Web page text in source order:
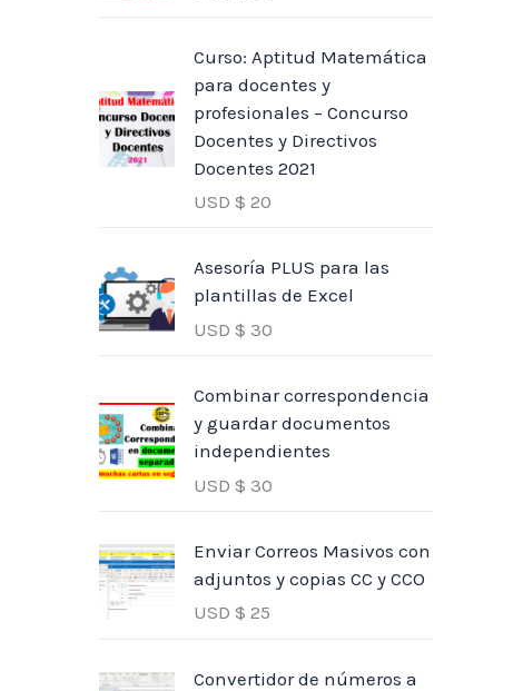
Curso: Aptitud Matemática
para docentes y
profesionales – Concurso
Docentes y Directivos
Docentes 2021
USD $ 20
Asesoría PLUS para las
plantillas de Excel
USD $ 30
Combinar correspondencia
y guardar documentos
independientes
USD $ 30
Enviar Correos Masivos con
adjuntos y copias CC y CCO
USD $ 25
Convertidor de números a